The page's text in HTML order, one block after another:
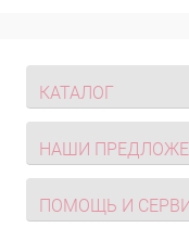
КАТАЛОГ
НАШИ
ПОМОЩЬ И